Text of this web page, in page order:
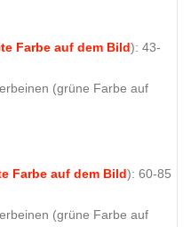
Farbe auf dem Bild): 43-
(grüne Farbe auf
Farbe auf dem Bild): 60-85
(grüne Farbe auf